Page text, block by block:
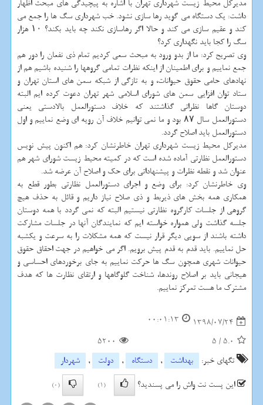
مدیركل محیط زیست شهرداری تهران با اشاره به پیچیدگی های مبحث اظهار
داشت: یك دستگاه می گوید رها سازی نشود. خب شهرداری سگ ها را جمع می
كند و عقیم سازی می كند و حالا اگر رهاسازی نكند چه باید بكند؟ ۱۰ هزار
سگ را كجا باید نگهداری كرد؟
وی تصریح كرد: ما از بدو ورود به مبحث سعی كردیم تمام ذی نفعان را دور هم
جمع نماییم و برای اطمینان از اینكه نظرات تمامی گروهها را شنیده باشیم هم از
نهادهای حامی حقوق حیوانات، و به تازگی از شبكه سمن های استان تهران و
ستاد توان افزایی سمن های شورای اسلامی شهر تهران دعوت كرده ایم البته
دوستان گاها نظراتی گذاشتند كه خلاف دستورالعمل بالادستی یعنی
دستورالعمل سال ۸۷ بود و ما نمی توانیم خلاف آن رویه ای وضع نماییم و اول
دستورالعمل باید اصلاح گردد.
مدیركل محیط زیست شهرداری تهران خاطرنشان كرد: هم اكنون پیش نویس
دستورالعمل نظارتی آماده شده است كه در كمیته محیط زیست شورای شهر هم
عنوان شد و نقطه نظرات و پیشنهاداتی برای حك و اصلاح آن عرضه شد.
وی خاطرنشان كرد: برای وضع و اجرای دستورالعمل نظارتی بطور قطع به
همكاری همه بخش های ذیربط و ذی صلاح نیاز داریم و قائل به حذف هیچ
گروهی از جلسات كارگروه نظارتی نیستیم البته كه نمی گردد با همه دوستان
جلسه گذاشت ولی همواره خواسته ایم كه نمایندگان آنها در جلسات مشاركت
داشته باشند از سویی دیگر قرار نیست كه همه مشكلات را به سرعت و یكشبه
حل نماییم. باید قدم به قدم پیش برویم. اگر می خواهیم در جهت احقاق حقوق
حیوانات شهری همچون سگ ها حركت نماییم به جای برخوردهای احساسی و
هیجانی باید بر اصلاح روندها، شناخت گلوگاهها و ارتقای نظارت ها كه هدف
مشترك ما هست تمركز نماییم.
1398/07/24
00:01:13
5.0
/
5
5200
تگهای خبر:
بهداشت , دستگاه , دولت ,
شهردار
این پست نت واش را می پسندید؟
(1)
(0)